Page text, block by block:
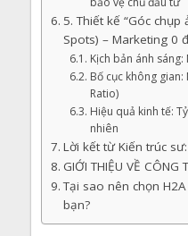
5. Thiết kế “Góc
Spots) – Marketing 0
Kịch bản ánh
Bố cục không gian:
Ratio)
Hiệu quả kinh tế:
nhiên
Lời kết từ Kiến trúc sư:
GIỚI THIỆU VỀ CÔNG
Tại sao nên chọn
bạn?